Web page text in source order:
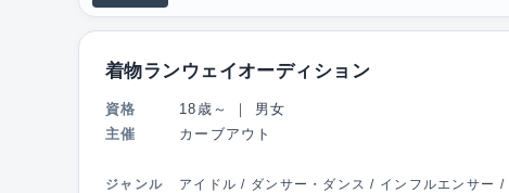
着物ランウェイオーディション
資格 18歳～ ｜ 男女
主催
カーブアウト
ジャンル
アイドル / ダンサー・ダンス / インフルエンサー /